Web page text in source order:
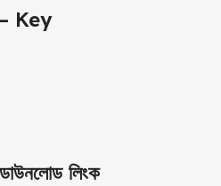
Key
লিংক